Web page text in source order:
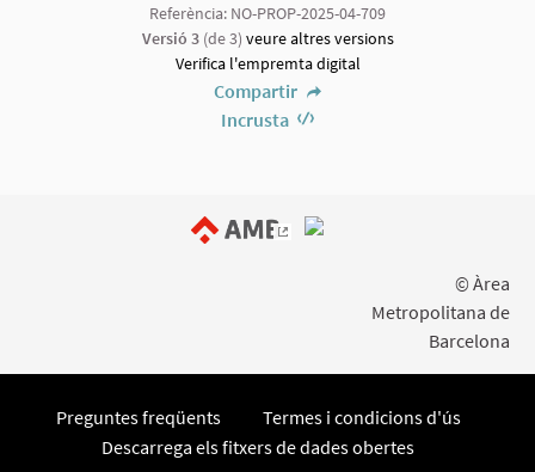
Referència: NO-PROP-2025-04-709
Versió 3(de 3) veure altres versions
Verifica l'empremta digital
Compartir
Incrusta
© Àrea
Metropolitana de
Barcelona
Preguntes freqüents
Termes i condicions d'ús
Descarrega els fitxers de dades obertes